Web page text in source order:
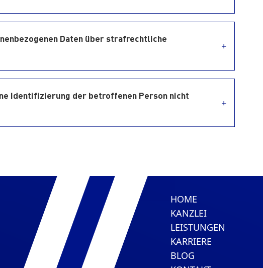
Daten über strafrechtliche
Identifizierung der betroffenen Person nicht
HOME
KANZLEI
LEISTUNGEN
KARRIERE
BLOG